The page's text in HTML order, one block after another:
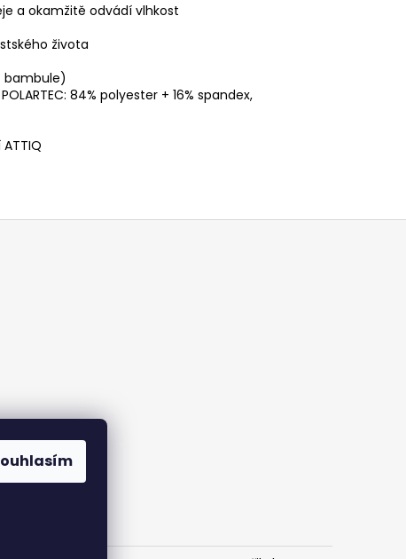
a okamžitě odvádí vlhkost
života
bambule)
84% polyester + 16% spandex,